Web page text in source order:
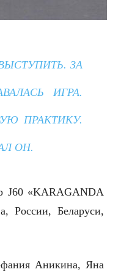
ЗА
ИГРА.
ПРАКТИКУ.
ОН.
J60 «KARAGANDA
России, Беларуси,
Аникина, Яна